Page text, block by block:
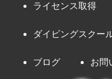
ライセンス取得
ダイビングスクー
ブログ お問